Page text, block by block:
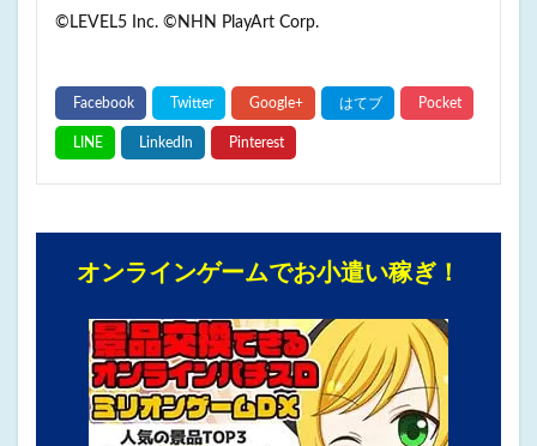
©LEVEL5 Inc. ©NHN PlayArt Corp.
オンラインゲームでお小遣い稼ぎ！